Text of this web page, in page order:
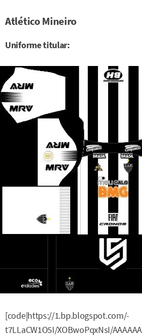
Atlético Mineiro
Uniforme titular:
[code|https://1.bp.blogspot.com/-
t7LLaCW1O5I/XOBwoPqxNsI/